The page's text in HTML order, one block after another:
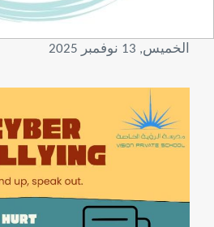
الخميس, 13 نوفمبر 2025